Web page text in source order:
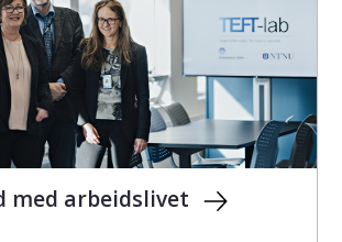
med arbeidslivet